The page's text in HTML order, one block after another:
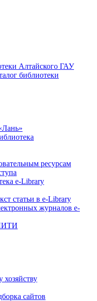
Алтайского ГАУ
библиотеки
ресурсам
e-Library
статьи в e-Library
журналов e-
хозяйству
сайтов